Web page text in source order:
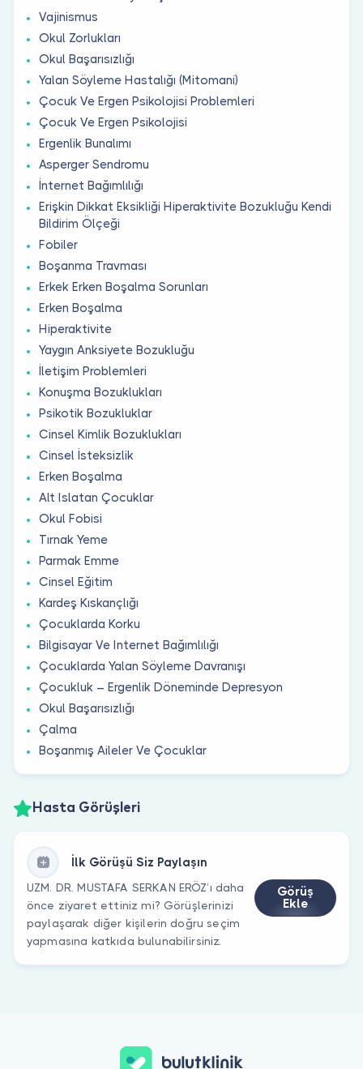
Vajinismus
Okul Zorlukları
Okul Başarısızlığı
Yalan Söyleme Hastalığı (Mitomani)
Çocuk Ve Ergen Psikolojisi Problemleri
Çocuk Ve Ergen Psikolojisi
Ergenlik Bunalımı
Asperger Sendromu
İnternet Bağımlılığı
Erişkin Dikkat Eksikliği Hiperaktivite Bozukluğu Kendi
Bildirim Ölçeği
Fobiler
Boşanma Travması
Erkek Erken Boşalma Sorunları
Erken Boşalma
Hiperaktivite
Yaygın Anksiyete Bozukluğu
İletişim Problemleri
Konuşma Bozuklukları
Psikotik Bozukluklar
Cinsel Kimlik Bozuklukları
Cinsel İsteksizlik
Erken Boşalma
Alt Islatan Çocuklar
Okul Fobisi
Tırnak Yeme
Parmak Emme
Cinsel Eğitim
Kardeş Kıskançlığı
Çocuklarda Korku
Bilgisayar Ve Internet Bağımlılığı
Çocuklarda Yalan Söyleme Davranışı
Çocukluk – Ergenlik Döneminde Depresyon
Okul Başarısızlığı
Çalma
Boşanmış Aileler Ve Çocuklar
Hasta Görüşleri
İlk Görüşü Siz Paylaşın
UZM. DR. MUSTAFA SERKAN ERÖZ’ı daha
önce ziyaret ettiniz mi? Görüşlerinizi
paylaşarak diğer kişilerin doğru seçim
yapmasına katkıda bulunabilirsiniz.
Görüş
Ekle